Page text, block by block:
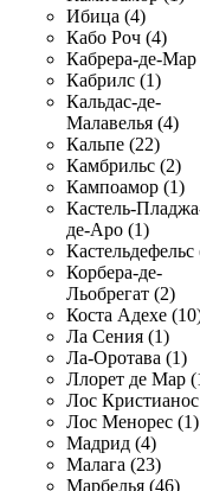
Ибица (4)
Кабо Роч (4)
Кабрера-де-Мар
Кабрилс (1)
Кальдас-де-
Малавелья (4)
Кальпе (22)
Камбрильс (2)
Кампоамор (1)
Кастель-
де-Аро (1)
Кастельдефельс
Корбера-де-
Льобрегат (2)
Коста Адехе
Ла Сения (1)
Ла-Оротава (1)
Ллорет де Мар
Лос
Лос Менорес (1)
Мадрид (4)
Малага (23)
Марбелья (46)